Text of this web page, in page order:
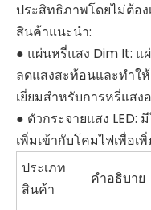
ประสิทธิภาพโดยไม่ต้อ
สินค้าแนะนำ:
● แผ่นหรี่แสง Dim It: แ
ลดแสงสะท้อนและทำใ
เยี่ยมสำหรับการหรี่แสง
● ตัวกระจายแสง LED:
เพิ่มเข้ากับโคมไฟเพื่อ
ประเภท
สินค้า
คำอธิบาย